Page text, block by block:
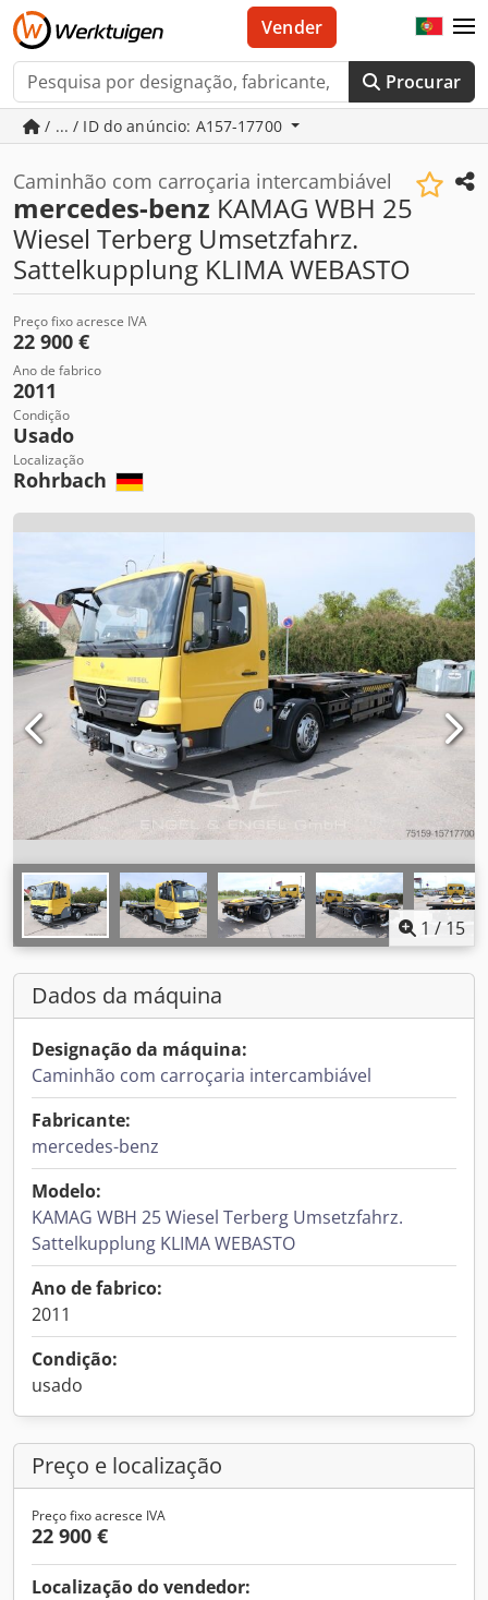
Procurar
Vender
/ ... / ID do anúncio: A157-17700
Caminhão com carroçaria intercambiável
mercedes-benz KAMAG WBH 25
Wiesel Terberg Umsetzfahrz.
Sattelkupplung KLIMA WEBASTO
Preço fixo acresce IVA
22 900 €
Ano de fabrico
2011
Condição
Usado
Localização
Rohrbach
1 / 15
Dados da máquina
Designação da máquina:
Caminhão com carroçaria intercambiável
Fabricante:
mercedes-benz
Modelo:
KAMAG WBH 25 Wiesel Terberg Umsetzfahrz.
Sattelkupplung KLIMA WEBASTO
Ano de fabrico:
2011
Condição:
usado
Preço e localização
Preço fixo acresce IVA
22 900 €
Localização do vendedor: